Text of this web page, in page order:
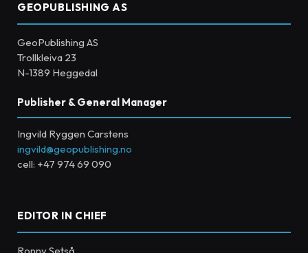
GEOPUBLISHING AS
GeoPublishing AS
Trollkleiva 23
N-1389 Heggedal
Publisher & General Manager
Ingvild Ryggen Carstens
ingvild@geopublishing.no
cell: +47 974 69 090
EDITOR IN CHIEF
Ronny Setså